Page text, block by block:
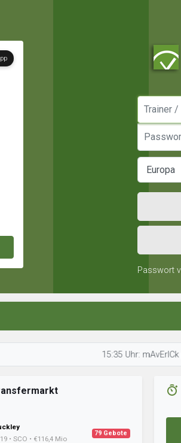
Passwort
15:35 Uhr: mAvErICk prüft
• SCO • €116,4 Mio
79 Gebote